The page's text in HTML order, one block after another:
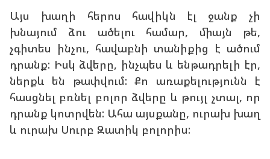
g
o
Այս խաղի հերոս հավիկն էլ ջանք չի
խնայում ձու ածելու համար, միայն թե,
չգիտես ինչու, հավաբնի տանիքից է ածում
դրանք: Իսկ ձվերը, ինչպես և ենթադրելի էր,
ներքև են թափվում: Քո առաքելությունն է
հասցնել բռնել բոլոր ձվերը և թույլ չտալ, որ
դրանք կոտրվեն: Ահա այսքանը, ուրախ խաղ
և ուրախ Սուրբ Զատիկ բոլորիս: